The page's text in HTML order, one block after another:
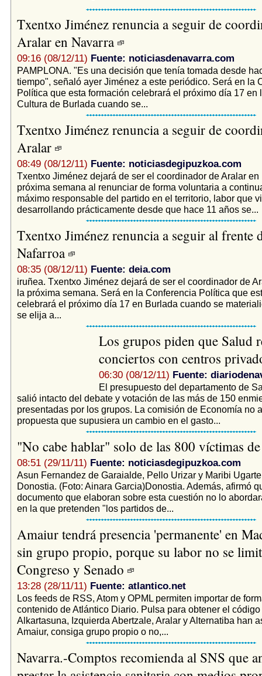
Txentxo Jiménez renuncia a seguir de
Aralar en Navarra
09:16 (08/12/11) Fuente: noticiasdenavarra.com
PAMPLONA. "Es una decisión que tenía tomada desde
tiempo", señaló ayer Jiménez a este periódico. Será en la
Política que esta formación celebrará el próximo día 17 en
Cultura de Burlada cuando se...
Txentxo Jiménez renuncia a seguir de
Aralar
08:49 (08/12/11) Fuente: noticiasdegipuzkoa.com
Txentxo Jiménez dejará de ser el coordinador de Aralar en
próxima semana al renunciar de forma voluntaria a
máximo responsable del partido en el territorio, labor que
desarrollando prácticamente desde que hace 11 años se...
Txentxo Jiménez renuncia a seguir al frente
Nafarroa
08:35 (08/12/11) Fuente: deia.com
iruñea. Txentxo Jiménez dejará de ser el coordinador de
la próxima semana. Será en la Conferencia Política que
celebrará el próximo día 17 en Burlada cuando se
se elija a...
Los grupos piden que Salud
conciertos con centros
06:30 (08/12/11) Fuente:
El presupuesto del departamento de
salió intacto del debate y votación de las más de 150
presentadas por los grupos. La comisión de Economía no
propuesta que supusiera un cambio en el gasto...
"No cabe hablar" solo de las 800 víctimas
08:51 (29/11/11) Fuente: noticiasdegipuzkoa.com
Asun Fernandez de Garaialde, Pello Urizar y Maribi
Donostia. (Foto: Ainara Garcia)Donostia. Además, afirmó
documento que elaboran sobre esta cuestión no lo
en la que pretenden "los partidos de...
Amaiur tendrá presencia 'permanente' en
sin grupo propio, porque su labor no se
Congreso y Senado
13:28 (28/11/11) Fuente: atlantico.net
Los feeds de RSS, Atom y OPML permiten importar de
contenido de Atlántico Diario. Pulsa para obtener el
Alkartasuna, Izquierda Abertzale, Aralar y Alternatiba han
Amaiur, consiga grupo propio o no,...
Navarra.-Comptos recomienda al SNS que